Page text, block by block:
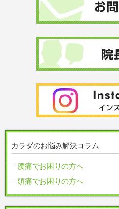
カラダのお悩み解決コラム
腰痛でお困りの方へ
頭痛でお困りの方へ